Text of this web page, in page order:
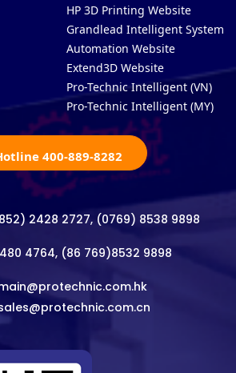
HP 3D Printing Website
Grandlead Intelligent Systems
Automation Website
Extend3D Website
Pro-Technic Intelligent (VN)
Pro-Technic Intelligent (MY)
400-889-8282
2428 2727, (0769) 8538 9898
4764, (86 769)8532 9898